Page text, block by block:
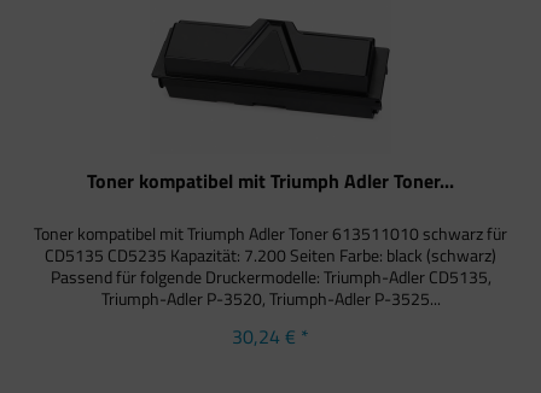
Toner kompatibel mit Triumph Adler Toner...
Toner kompatibel mit Triumph Adler Toner 613511010 schwarz für
CD5135 CD5235 Kapazität: 7.200 Seiten Farbe: black (schwarz)
Passend für folgende Druckermodelle: Triumph-Adler CD5135,
Triumph-Adler P-3520, Triumph-Adler P-3525...
30,24 € *